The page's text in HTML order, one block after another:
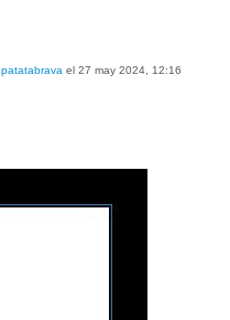
patatabrava el 27 may 2024, 12:16